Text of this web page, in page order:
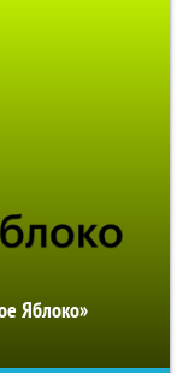
Яблоко»